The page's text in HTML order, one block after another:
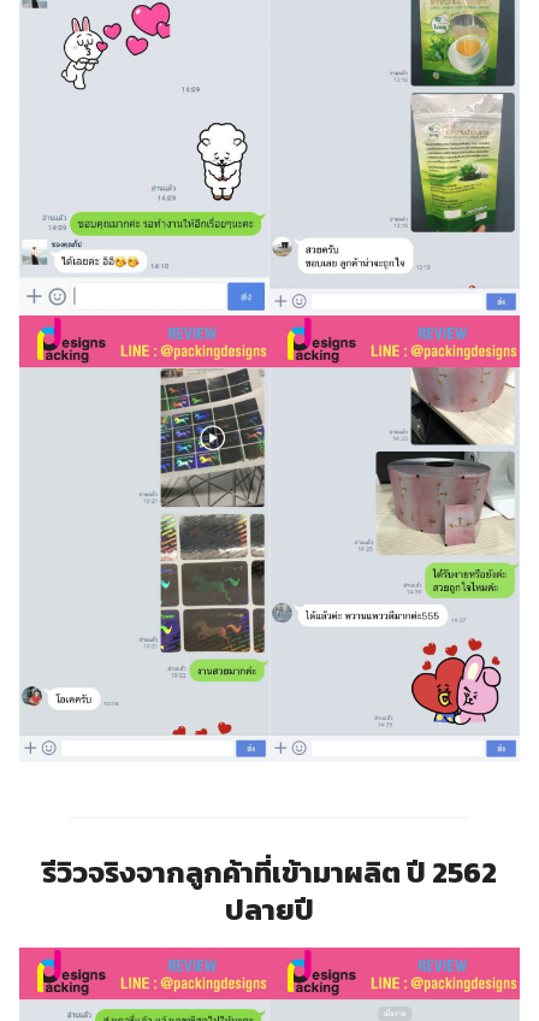
รีวิวจริงจากลูกค้าที่เข้ามาผลิต ปี 2562
ปลายปี